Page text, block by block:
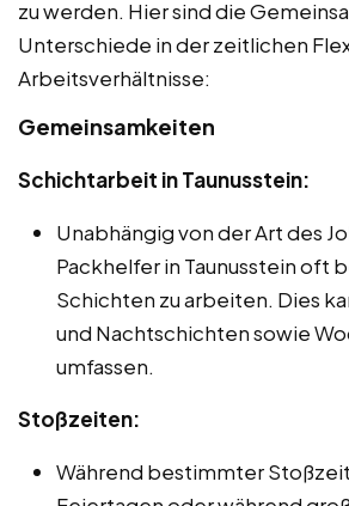
zu werden. Hier sind die
Unterschiede in der zeitlichen
Arbeitsverhältnisse:
Gemeinsamkeiten
Schichtarbeit in Taunusstein:
Unabhängig von der Art des
Packhelfer in Taunusstein oft
Schichten zu arbeiten. Dies
und Nachtschichten sowie
umfassen.
Stoßzeiten:
Während bestimmter